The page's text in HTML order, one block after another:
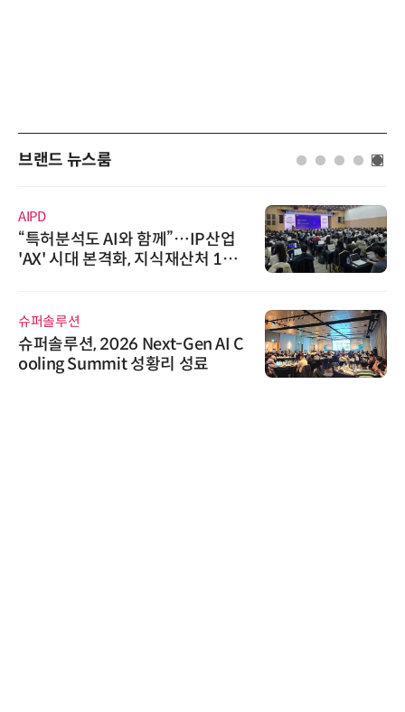
브랜드 뉴스룸
AIPD
“특허분석도 AI와 함께”…IP산업
'AX' 시대 본격화, 지식재산처 1호
슈퍼솔루션
슈퍼솔루션, 2026 Next-Gen AI C
ooling Summit 성황리 성료